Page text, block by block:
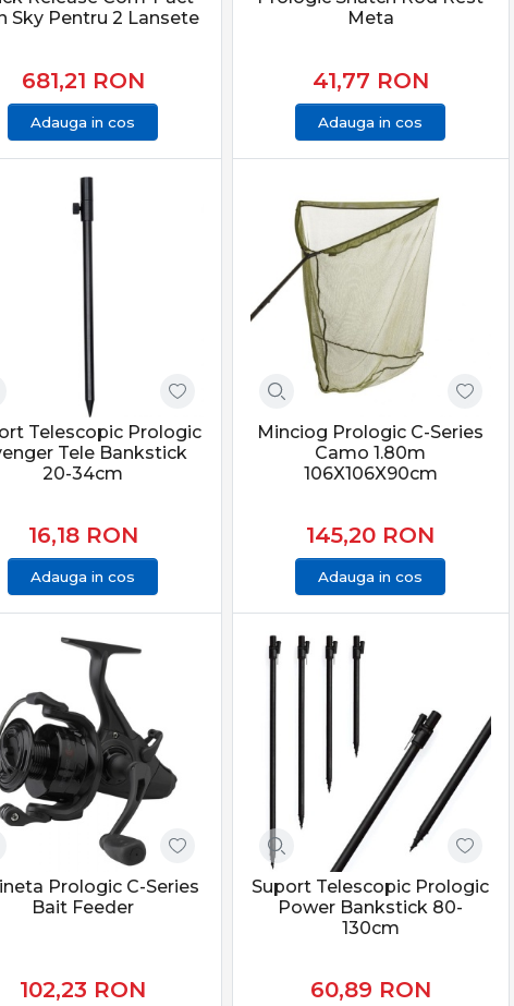
care caută eficiență reală, echipamente fiabile și rezultate
și pescuit de finețe.
potrivite îți oferă sensibilitate maximă,
Sky Pentru 2 Lansete
681,21 RON
Adauga in cos
Meta
41,77 RON
Adauga in cos
Telescopic Prologic
Tele Bankstick
20-34cm
16,18 RON
Adauga in cos
Minciog Prologic C-Series
Camo 1.80m
106X106X90cm
145,20 RON
Adauga in cos
Prologic C-Series
Bait Feeder
102,23 RON
Suport Telescopic Prologic
Power Bankstick 80-
130cm
60,89 RON